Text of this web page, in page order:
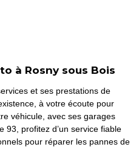
à Rosny sous Bois
et ses prestations de
à votre écoute pour
véhicule, avec ses garages
93, profitez d’un service fiable
pour réparer les pannes de